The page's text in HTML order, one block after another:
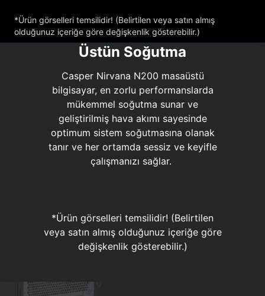
*Ürün görselleri temsilidir! (Belirtilen veya satın almış
olduğunuz içeriğe göre değişkenlik gösterebilir.)
Üstün Soğutma
Casper Nirvana N200 masaüstü
bilgisayar, en zorlu performanslarda
mükemmel soğutma sunar ve
geliştirilmiş hava akımı sayesinde
optimum sistem soğutmasına olanak
tanır ve her ortamda sessiz ve keyifle
çalışmanızı sağlar.
*Ürün görselleri temsilidir! (Belirtilen
veya satın almış olduğunuz içeriğe göre
değişkenlik gösterebilir.)